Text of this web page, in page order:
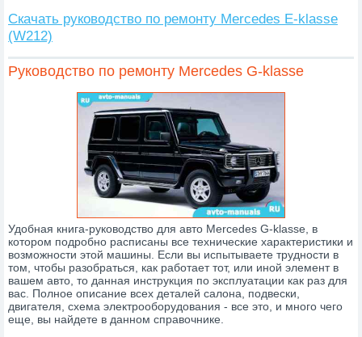
Скачать руководство по ремонту Mercedes E-klasse
(W212)
Руководство по ремонту Mercedes G-klasse
Удобная книга-руководство для авто Mercedes G-klasse, в
котором подробно расписаны все технические характеристики и
возможности этой машины. Если вы испытываете трудности в
том, чтобы разобраться, как работает тот, или иной элемент в
вашем авто, то данная инструкция по эксплуатации как раз для
вас. Полное описание всех деталей салона, подвески,
двигателя, схема электрооборудования - все это, и много чего
еще, вы найдете в данном справочнике.